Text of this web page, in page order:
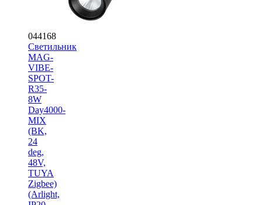
044168
Светильник
MAG-
VIBE-
SPOT-
R35-
8W
Day4000-
MIX
(BK,
24
deg,
48V,
TUYA
Zigbee)
(Arlight,